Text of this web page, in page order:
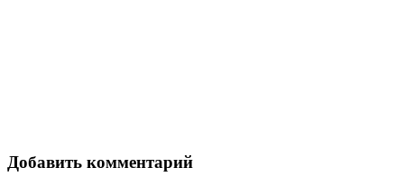
Добавить комментарий